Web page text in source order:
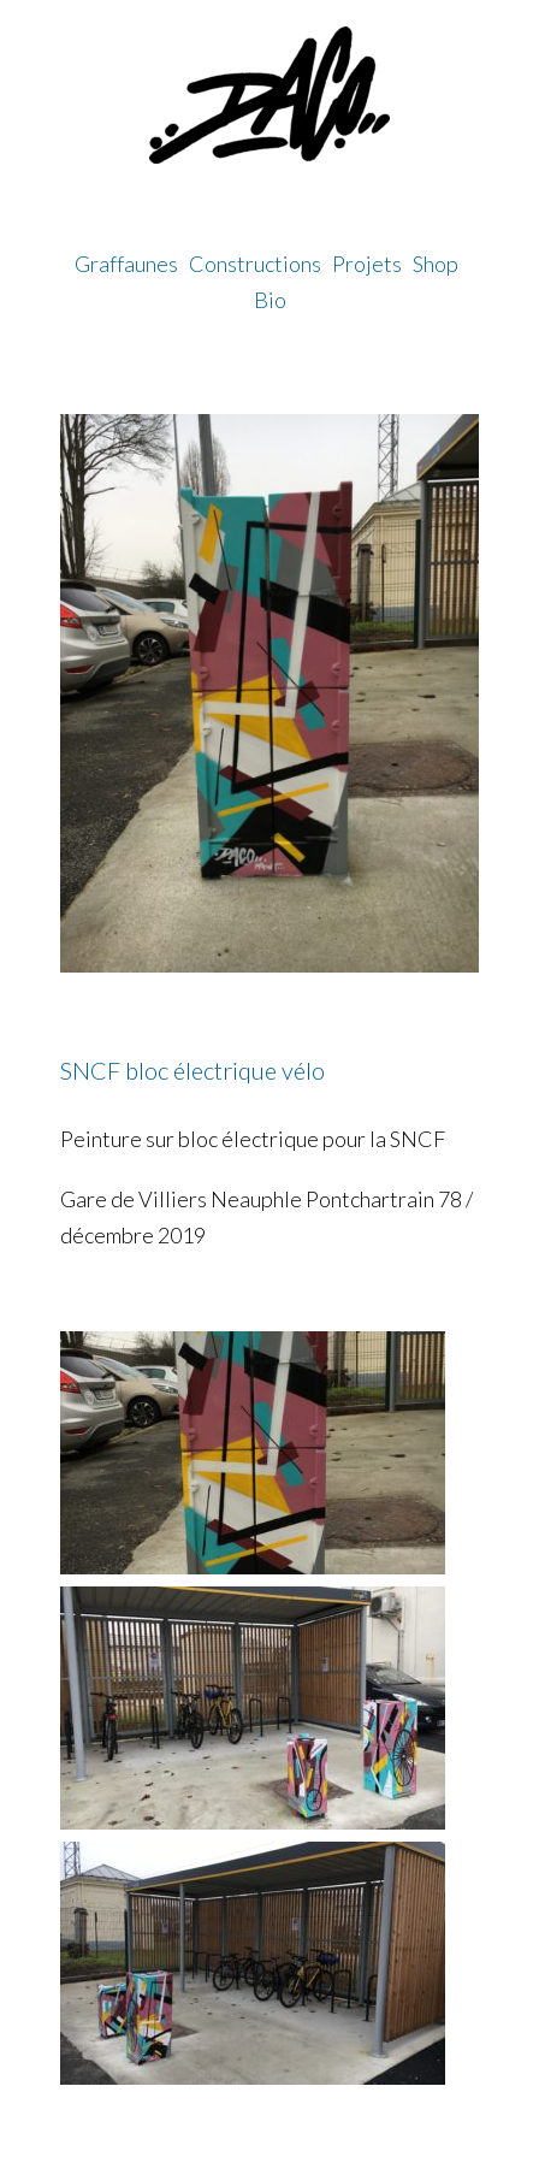
Graffaunes Constructions Projets Shop
Bio
SNCF bloc électrique vélo
Peinture sur bloc électrique pour la SNCF
Gare de Villiers Neauphle Pontchartrain 78 /
décembre 2019